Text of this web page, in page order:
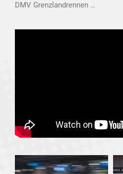
DMV Grenzlandrennen …